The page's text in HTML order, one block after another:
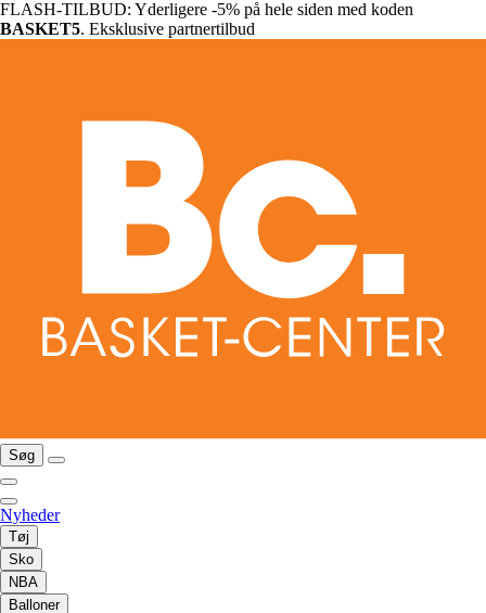
FLASH-TILBUD: Yderligere -5% på hele siden med koden
BASKET5. Eksklusive partnertilbud
Søg
Nyheder
Tøj
Sko
NBA
Balloner